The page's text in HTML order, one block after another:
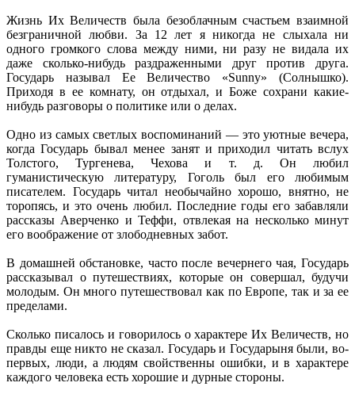
Жизнь Их Величеств была безоблачным счастьем взаимной
безграничной любви. За 12 лет я никогда не слыхала ни
одного громкого слова между ними, ни разу не видала их
даже сколько-нибудь раздраженными друг против друга.
Государь называл Ее Величество «Sunny» (Солнышко).
Приходя в ее комнату, он отдыхал, и Боже сохрани какие-
нибудь разговоры о политике или о делах.
Одно из самых светлых воспоминаний — это уютные вечера,
когда Государь бывал менее занят и приходил читать вслух
Толстого, Тургенева, Чехова и т. д. Он любил
гуманистическую литературу, Гоголь был его любимым
писателем. Государь читал необычайно хорошо, внятно, не
торопясь, и это очень любил. Последние годы его забавляли
рассказы Аверченко и Теффи, отвлекая на несколько минут
его воображение от злободневных забот.
В домашней обстановке, часто после вечернего чая, Государь
рассказывал о путешествиях, которые он совершал, будучи
молодым. Он много путешествовал как по Европе, так и за ее
пределами.
Сколько писалось и говорилось о характере Их Величеств, но
правды еще никто не сказал. Государь и Государыня были, во-
первых, люди, а людям свойственны ошибки, и в характере
каждого человека есть хорошие и дурные стороны.